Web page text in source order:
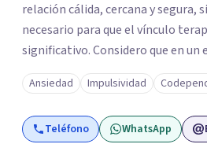
relación cálida, cercana y segura,
necesario para que el vínculo
significativo. Considero que en un
puede sentirse acompañado y
mirar con honestidad cómo nos
repite, qué duele, y qué puede
consultorio hay lugar para todo:
Ansiedad Impulsividad
Teléfono WhatsApp